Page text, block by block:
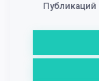
Публикаций